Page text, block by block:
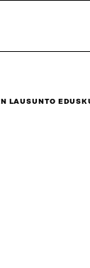
LAUSUNTO